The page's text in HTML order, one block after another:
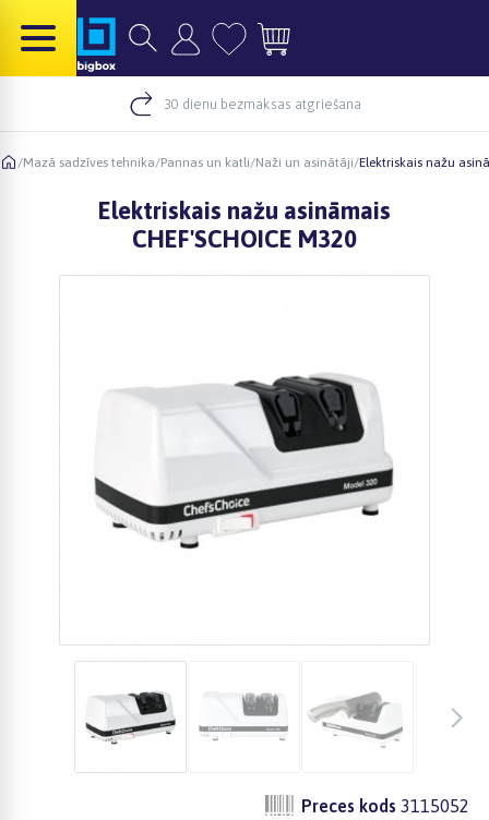
30 dienu bezmaksas atgriešana
/Mazā sadzīves tehnika/Pannas un katli/Naži un asinātāji/Elektriskais nažu
Elektriskais nažu asināmais
CHEF'SCHOICE M320
Preces kods 3115052